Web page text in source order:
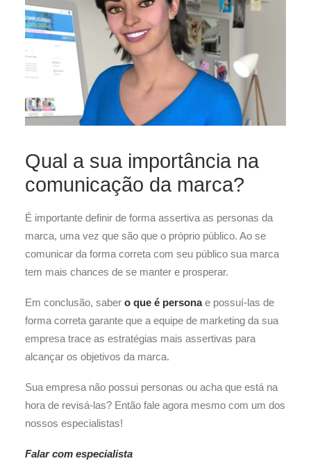
Qual a sua importância na
comunicação da marca?
É importante definir de forma assertiva as personas da
marca, uma vez que são que o próprio público. Ao se
comunicar da forma correta com seu público sua marca
tem mais chances de se manter e prosperar.
Em conclusão, saber o que é personae possuí-las de
forma correta garante que a equipe de marketing da sua
empresa trace as estratégias mais assertivas para
alcançar os objetivos da marca.
Sua empresa não possui personas ou acha que está na
hora de revisá-las? Então fale agora mesmo com um dos
nossos especialistas!
Falar com especialista